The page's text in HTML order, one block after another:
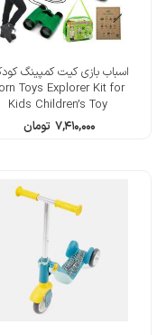
اسباب بازی کیت کمپینگ
Toys Explorer Kit for
Kids Children’s Toy
۷,۴۱۰,۰۰۰ تومان